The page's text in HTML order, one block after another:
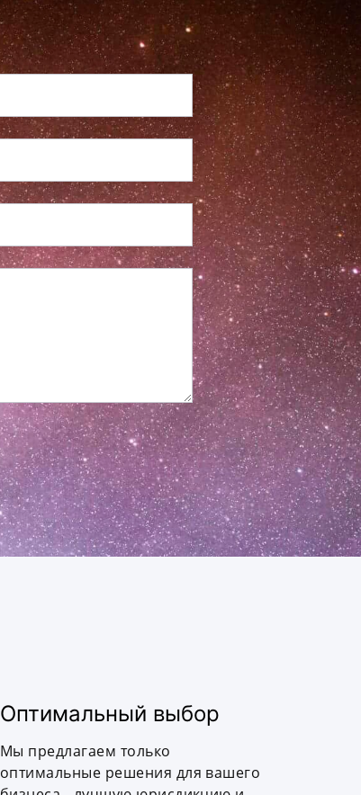
Оптимальный выбор
Мы предлагаем только
оптимальные решения для вашего